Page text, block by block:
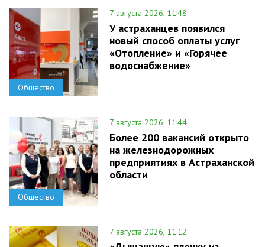
Общество
7 августа 2026, 11:48
У астраханцев появился
новый способ оплаты услуг
«Отопление» и «Горячее
водоснабжение»
Общество
7 августа 2026, 11:44
Более 200 вакансий открыто
на железнодорожных
предприятиях в Астраханской
области
7 августа 2026, 11:12